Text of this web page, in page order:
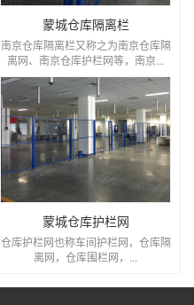
蒙城仓库隔离栏
南京仓库隔离栏又称之为南京仓库隔
离网、南京仓库护栏网等，南京...
蒙城仓库护栏网
仓库护栏网也称车间护栏网，仓库隔
离网，仓库围栏网，...